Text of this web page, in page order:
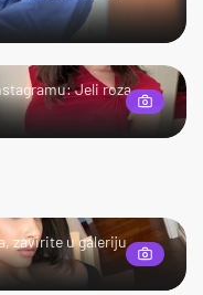
Jeli roza
zavirite u galeriju